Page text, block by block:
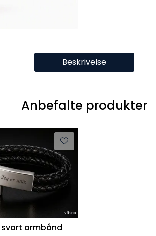
Beskrivelse
Anbefalte produkter
svart armbånd